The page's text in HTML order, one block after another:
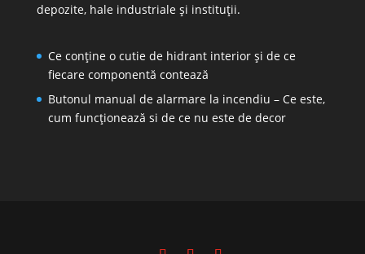
depozite, hale industriale și instituții.
Ce conține o cutie de hidrant interior și de ce
fiecare componentă contează
Butonul manual de alarmare la incendiu – Ce este,
cum funcționează si de ce nu este de decor